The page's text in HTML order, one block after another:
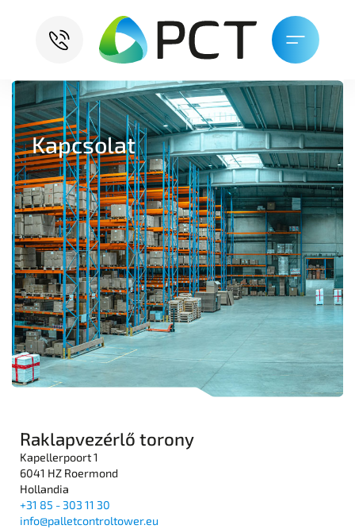
Kapcsolat
Raklapvezérlő torony
Kapellerpoort 1
6041 HZ Roermond
Hollandia
+31 85 - 303 11 30
info@palletcontroltower.eu